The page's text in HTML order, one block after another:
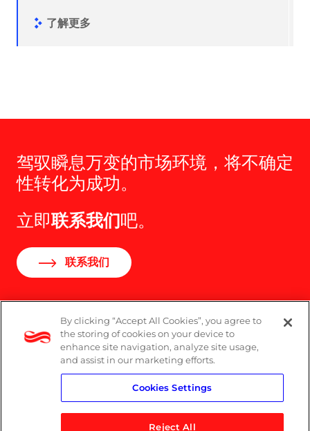
了解更多
驾驭瞬息万变的市场环境，将不确定
性转化为成功。
立即联系我们吧。
联系我们
Logicalis集团办公室分布
隐私政策
By clicking “Accept All Cookies”, you agree to
the storing of cookies on your device to
enhance site navigation, analyze site usage,
and assist in our marketing efforts.
Cookies Settings
Reject All